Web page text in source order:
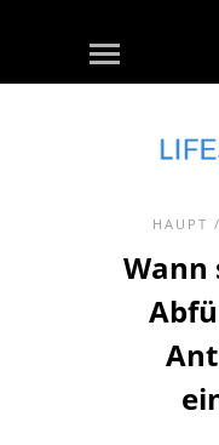
HAUPT /
Wann